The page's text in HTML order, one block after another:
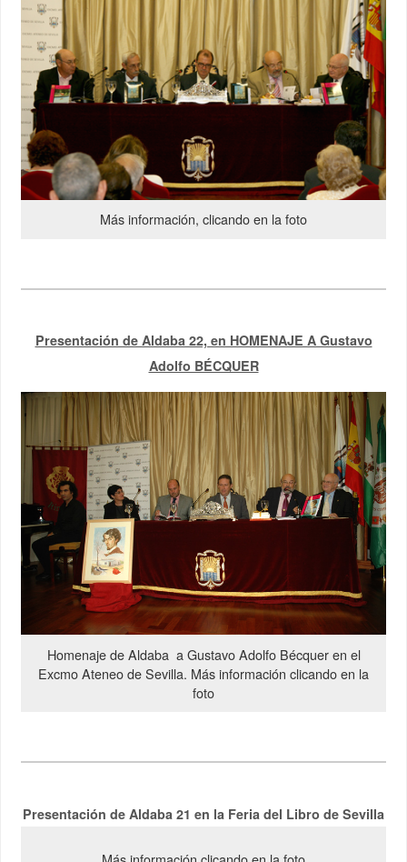
Más información, clicando en la foto
Presentación de Aldaba 22, en HOMENAJE A Gustavo
Adolfo BÉCQUER
Homenaje de Aldaba a Gustavo Adolfo Bécquer en el
Excmo Ateneo de Sevilla. Más información clicando en la
foto
Presentación de Aldaba 21 en la Feria del Libro de Sevilla